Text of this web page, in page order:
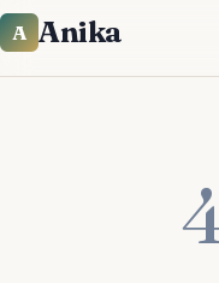
A Anika